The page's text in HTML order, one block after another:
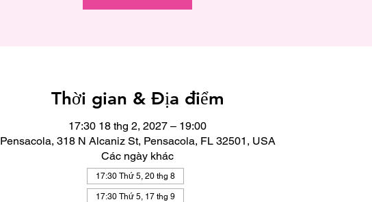
Thời gian & Địa điểm
17:30 18 thg 2, 2027 – 19:00
Pensacola, 318 N Alcaniz St, Pensacola, FL 32501, USA
Các ngày khác
17:30 Thứ 5, 20 thg 8
17:30 Thứ 5, 17 thg 9